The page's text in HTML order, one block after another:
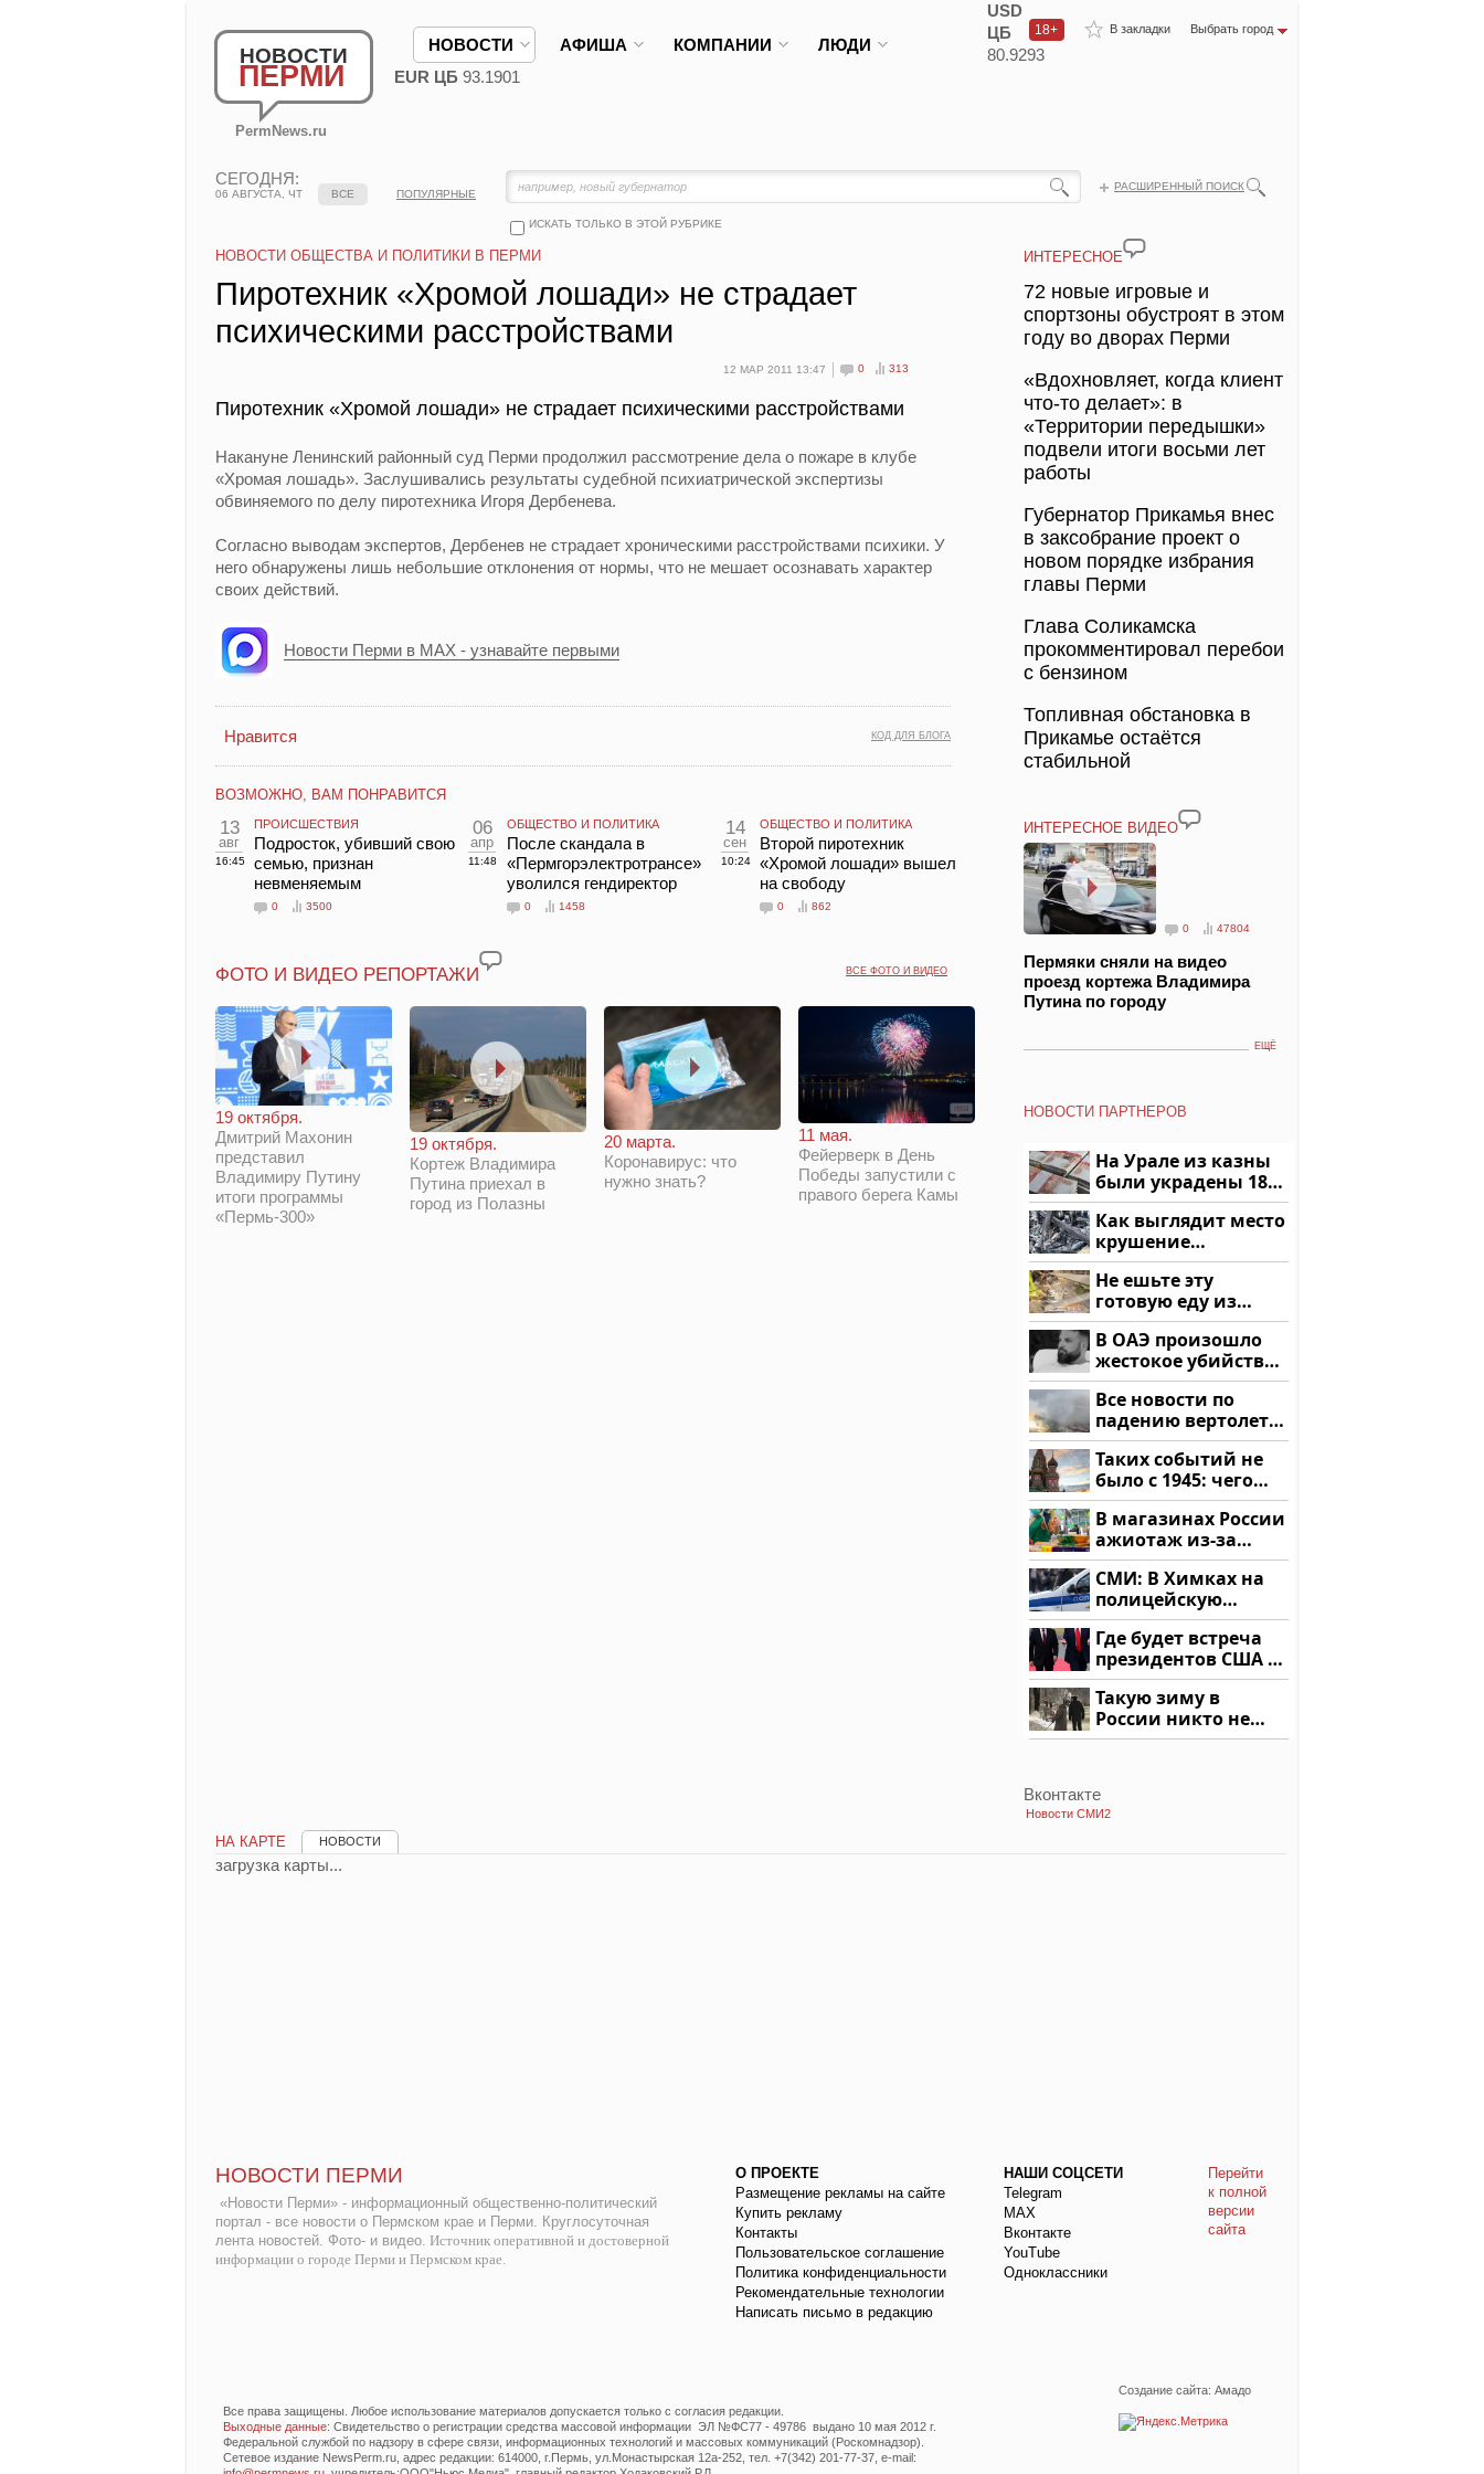
НОВОСТИ
ПЕРМИ
PermNews.ru
В закладки Выбрать город
18+
НОВОСТИ АФИША КОМПАНИИ ЛЮДИ
USD
ЦБ
80.9293
EUR ЦБ 93.1901
СЕГОДНЯ:
06 АВГУСТА, ЧТ
РАСШИРЕННЫЙ ПОИСК
ИСКАТЬ ТОЛЬКО В ЭТОЙ РУБРИКЕ
ВСЕ ПОПУЛЯРНЫЕ
НОВОСТИ ОБЩЕСТВА И ПОЛИТИКИ В ПЕРМИ
Пиротехник «Хромой лошади» не страдает
психическими расстройствами
12 МАР 2011 13:47 0 313
Пиротехник «Хромой лошади» не страдает психическими расстройствами
Накануне Ленинский районный суд Перми продолжил рассмотрение дела о пожаре в клубе
«Хромая лошадь». Заслушивались результаты судебной психиатрической экспертизы
обвиняемого по делу пиротехника Игоря Дербенева.
Согласно выводам экспертов, Дербенев не страдает хроническими расстройствами психики. У
него обнаружены лишь небольшие отклонения от нормы, что не мешает осознавать характер
своих действий.
Новости Перми в MAX - узнавайте первыми
КОД ДЛЯ БЛОГА
Нравится
ВОЗМОЖНО, ВАМ ПОНРАВИТСЯ
13
авг
16:45
ПРОИСШЕСТВИЯ
Подросток, убивший свою
семью, признан
невменяемым
0 3500
06
апр
11:48
ОБЩЕСТВО И ПОЛИТИКА
После скандала в
«Пермгорэлектротрансе»
уволился гендиректор
0 1458
14
сен
10:24
ОБЩЕСТВО И ПОЛИТИКА
Второй пиротехник
«Хромой лошади» вышел
на свободу
0 862
ВСЕ ФОТО И ВИДЕО
ФОТО И ВИДЕО РЕПОРТАЖИ
19 октября.
Дмитрий Махонин
представил
Владимиру Путину
итоги программы
«Пермь-300»
19 октября.
Кортеж Владимира
Путина приехал в
город из Полазны
20 марта.
Коронавирус: что
нужно знать?
11 мая.
Фейерверк в День
Победы запустили с
правого берега Камы
ИНТЕРЕСНОЕ
72 новые игровые и
спортзоны обустроят в этом
году во дворах Перми
«Вдохновляет, когда клиент
что-то делает»: в
«Территории передышки»
подвели итоги восьми лет
работы
Губернатор Прикамья внес
в заксобрание проект о
новом порядке избрания
главы Перми
Глава Соликамска
прокомментировал перебои
с бензином
Топливная обстановка в
Прикамье остаётся
стабильной
ИНТЕРЕСНОЕ ВИДЕО
0 47804
Пермяки сняли на видео
проезд кортежа Владимира
Путина по городу
ЕЩЁ
НОВОСТИ ПАРТНЕРОВ
На Урале из казны
были украдены 18
миллионов рублей
Как выглядит место
крушение
вертолета на
Кавказе: смотреть
Не ешьте эту
готовую еду из
магазина: список
В ОАЭ произошло
жестокое убийство
криптомиллионера
Все новости по
падению вертолета
на Кавказе: читать
здесь
Таких событий не
было с 1945: чего
ждать всем нам?
В магазинах России
ажиотаж из-за
этого продукта: что
купить?
СМИ: В Химках на
полицейскую
машину напали и
подожгли.
Где будет встреча
президентов США и
России: Европа?
Такую зиму в
России никто не
ждал: как так?!
Вконтакте
Новости СМИ2
НА КАРТЕ НОВОСТИ
загрузка карты...
НОВОСТИ ПЕРМИ
«Новости Перми» - информационный общественно-политический
портал - все новости о Пермском крае и Перми. Круглосуточная
лента новостей. Фото- и видео. Источник оперативной и достоверной
информации о городе Перми и Пермском крае.
О ПРОЕКТЕ
Размещение рекламы на сайте
Купить рекламу
Контакты
Пользовательское соглашение
Политика конфиденциальности
Рекомендательные технологии
Написать письмо в редакцию
НАШИ СОЦСЕТИ
Telegram
МАХ
Вконтакте
YouTube
Одноклассники
Перейти
к полной
версии
сайта
Создание сайта: Амадо
Все права защищены. Любое использование материалов допускается только с согласия редакции.
Выходные данные: Свидетельство о регистрации средства массовой информации ЭЛ №ФС77 - 49786 выдано 10 мая 2012 г.
Федеральной службой по надзору в сфере связи, информационных технологий и массовых коммуникаций (Роскомнадзор).
Сетевое издание NewsPerm.ru, адрес редакции: 614000, г.Пермь, ул.Монастырская 12а-252, тел. +7(342) 201-77-37, e-mail: